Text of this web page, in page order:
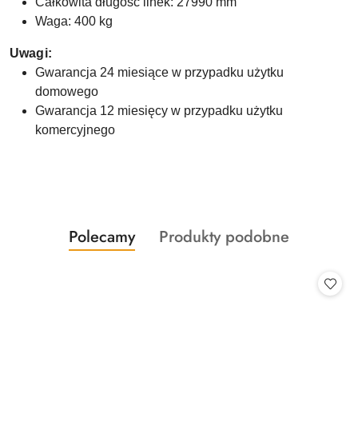
Waga: 400 kg
Uwagi:
Gwarancja 24 miesiące w przypadku użytku
domowego
Gwarancja 12 miesięcy w przypadku użytku
komercyjnego
Pomiń karuzelę produktów
Produkty
o
Polecamy
Produkty
Produkty podobne